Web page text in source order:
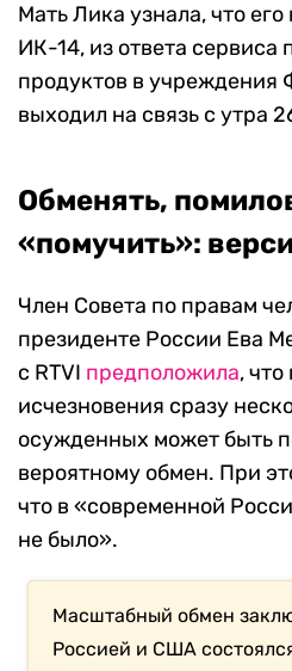
Мать Лика узнала, что
ИК-14, из ответа сервиса
продуктов в
выходил на связь с утра
Обменять,
«помучить»:
Член Совета по правам
президенте России Ева
с RTVI предположила,
исчезновения сразу
осужденных может быть
вероятному обмен. При
что в «современной
не было».
Масштабный обмен
Россией и США